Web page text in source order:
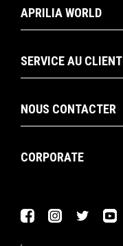
APRILIA WORLD
SERVICE AU CLIENT
NOUS CONTACTER
CORPORATE
FacebookInstagram
Twitter